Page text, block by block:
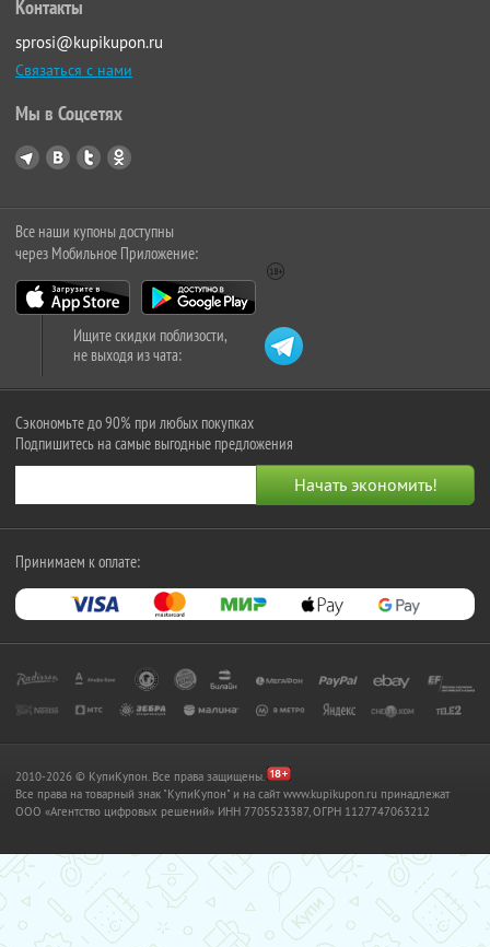
Контакты
sprosi@kupikupon.ru
Связаться с нами
Мы в Соцсетях
Все наши купоны доступны
через Мобильное Приложение:
Ищите скидки поблизости,
не выходя из чата:
Сэкономьте до 90% при любых покупках
Подпишитесь на самые выгодные предложения
Принимаем к оплате:
2010-2026 © КупиКупон. Все права защищены.
Все права на товарный знак "КупиКупон" и на сайт www.kupikupon.ru принадлежат
OOO «Агентство цифровых решений» ИНН 7705523387, ОГРН 1127747063212